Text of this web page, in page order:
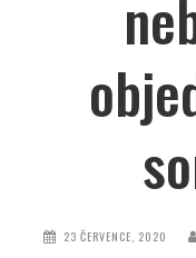
23 ČERVENCE, 2020